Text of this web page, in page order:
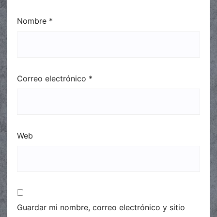
Nombre *
Correo electrónico *
Web
Guardar mi nombre, correo electrónico y sitio